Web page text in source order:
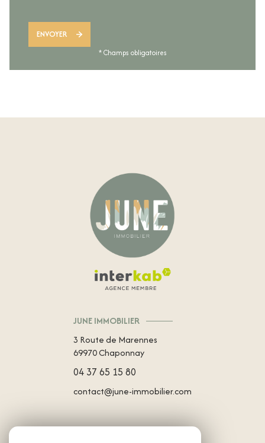
ENVOYER
* Champs obligatoires
JUNE IMMOBILIER
3 Route de Marennes
69970Chaponnay
04 37 65 15 80
contact@june-immobilier.com